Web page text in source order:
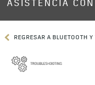
ASISTENCIA
REGRESAR A BLUETOOTH